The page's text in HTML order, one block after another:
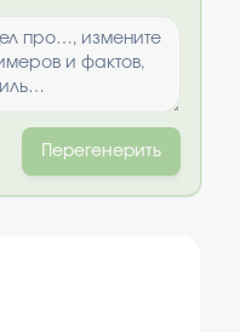
Перегенерить